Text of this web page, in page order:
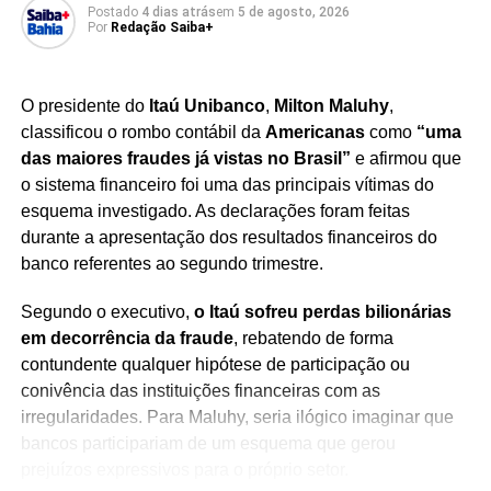
Redação Saiba+
AMÉRICA LATINA
CAMPANHA ELEITORAL
CANDIDATOS À PRESIDÊNCIA
CENÁRIO POLÍTICO COLOMBIANO
DEBATE PRESIDENCIAL
DISPUTA PRESIDENCIAL
ELEIÇÃO PRESIDENCIAL
ELEIÇÕES 2026
ELEIÇÕES NA COLÔMBIA
GUSTAVO PETRO
IVÁN CEPEDA
NOTÍCIAS INTERNACIONAIS
POLÍTICA COLOMBIANA
Postado 4 dias atrásem 5 de agosto, 2026
Por Redação Saiba+
O presidente do Itaú Unibanco, Milton Maluhy,
classificou o rombo contábil da Americanascomo “uma
das maiores fraudes já vistas no Brasil” e afirmou que
o sistema financeiro foi uma das principais vítimas do
esquema investigado. As declarações foram feitas
durante a apresentação dos resultados financeiros do
banco referentes ao segundo trimestre.
Segundo o executivo, o Itaú sofreu perdas bilionárias
em decorrência da fraude, rebatendo de forma
contundente qualquer hipótese de participação ou
conivência das instituições financeiras com as
irregularidades. Para Maluhy, seria ilógico imaginar que
bancos participariam de um esquema que gerou